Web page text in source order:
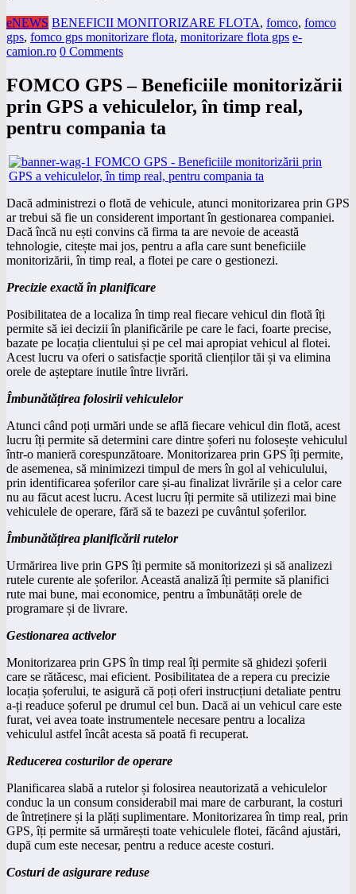
eNEWS BENEFICII MONITORIZARE FLOTA, fomco, fomco
gps, fomco gps monitorizare flota, monitorizare flota gps e-
camion.ro 0 Comments
FOMCO GPS – Beneficiile monitorizării
prin GPS a vehiculelor, în timp real,
pentru compania ta
Dacă administrezi o flotă de vehicule, atunci monitorizarea prin GPS
ar trebui să fie un considerent important în gestionarea companiei.
Dacă încă nu ești convins că firma ta are nevoie de această
tehnologie, citește mai jos, pentru a afla care sunt beneficiile
monitorizării, în timp real, a flotei pe care o gestionezi.
Precizie exactă în planificare
Posibilitatea de a localiza în timp real fiecare vehicul din flotă îți
permite să iei decizii în planificările pe care le faci, foarte precise,
bazate pe locația clientului și pe cel mai apropiat vehicul al flotei.
Acest lucru va oferi o satisfacție sporită clienților tăi și va elimina
orele de așteptare inutile între livrări.
Îmbunătățirea folosirii vehiculelor
Atunci când poți urmări unde se află fiecare vehicul din flotă, acest
lucru îți permite să determini care dintre șoferi nu folosește vehiculul
într-o manieră corespunzătoare. Monitorizarea prin GPS îți permite,
de asemenea, să minimizezi timpul de mers în gol al vehiculului,
prin identificarea șoferilor care și-au finalizat livrările și a celor care
nu au făcut acest lucru. Acest lucru îți permite să utilizezi mai bine
vehiculele de operare, fără să te bazezi pe cuvântul șoferilor.
Îmbunătățirea planificării rutelor
Urmărirea live prin GPS îți permite să monitorizezi și să analizezi
rutele curente ale șoferilor. Această analiză îți permite să planifici
rute mai bune, mai economice, pentru a îmbunătăți orele de
programare și de livrare.
Gestionarea activelor
Monitorizarea prin GPS în timp real îți permite să ghidezi șoferii
care se rătăcesc, mai eficient. Posibilitatea de a repera cu precizie
locația șoferului, te asigură că poți oferi instrucțiuni detaliate pentru
a-ți readuce șoferul pe drumul cel bun. Dacă ai un vehicul care este
furat, vei avea toate instrumentele necesare pentru a localiza
vehiculul astfel încât acesta să poată fi recuperat.
Reducerea costurilor de operare
Planificarea slabă a rutelor și folosirea neautorizată a vehiculelor
conduc la un consum considerabil mai mare de carburant, la costuri
de întreținere și la plăți suplimentare. Monitorizarea în timp real, prin
GPS, îți permite să urmărești toate vehiculele flotei, făcând ajustări,
după cum este necesar, pentru a reduce aceste costuri.
Costuri de asigurare reduse